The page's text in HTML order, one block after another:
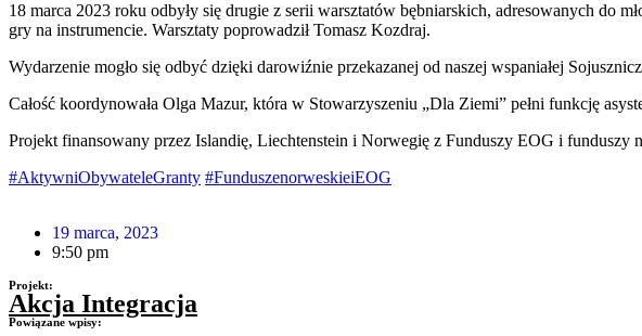
18 marca 2023 roku odbyły się drugie z serii warsztatów bębniarskich, adresowanych do
gry na instrumencie. Warsztaty poprowadził Tomasz Kozdraj.
Wydarzenie mogło się odbyć dzięki darowiźnie przekazanej od naszej wspaniałej
Całość koordynowała Olga Mazur, która w Stowarzyszeniu „Dla Ziemi” pełni funkcję
Projekt finansowany przez Islandię, Liechtenstein i Norwegię z Funduszy EOG i
#AktywniObywateleGranty #FunduszenorweskieiEOG
19 marca, 2023
9:50 pm
Projekt:
Akcja Integracja
Powiązane wpisy: